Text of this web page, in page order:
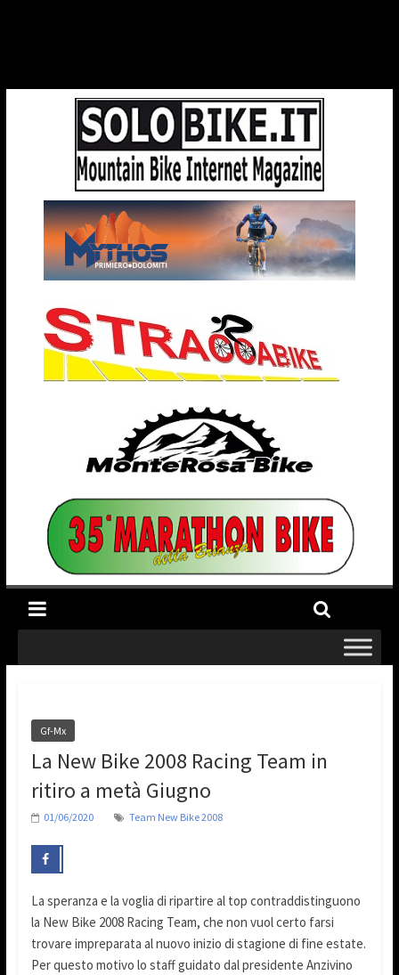
Gf-Mx
La New Bike 2008 Racing Team in
ritiro a metà Giugno
01/06/2020 Team New Bike 2008
La speranza e la voglia di ripartire al top contraddistinguono
la New Bike 2008 Racing Team, che non vuol certo farsi
trovare impreparata al nuovo inizio di stagione di fine estate.
Per questo motivo lo staff guidato dal presidente Anzivino